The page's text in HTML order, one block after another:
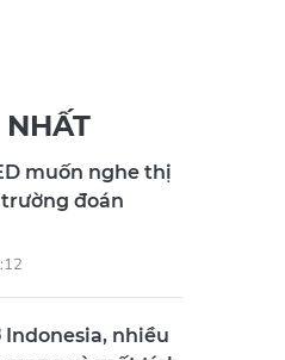
muốn nghe thị
đoán
nhiều
mạng và mất tích